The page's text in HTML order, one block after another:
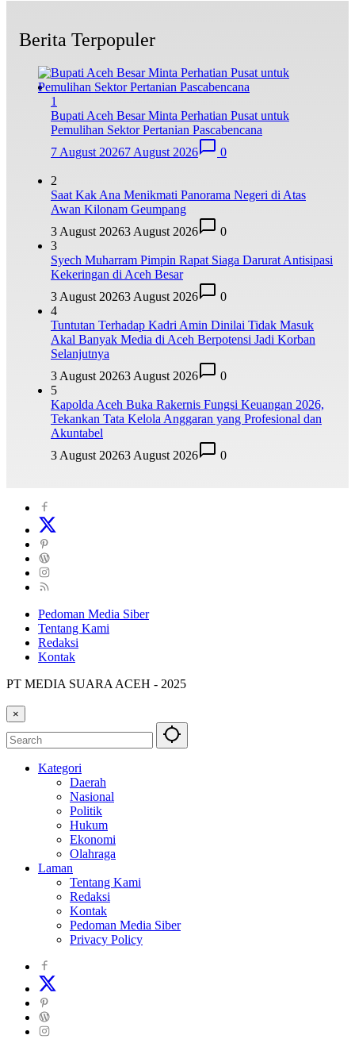
Berita Terpopuler
1
Bupati Aceh Besar Minta Perhatian Pusat untuk
Pemulihan Sektor Pertanian Pascabencana
7 August 20267 August 2026 0
2
Saat Kak Ana Menikmati Panorama Negeri di Atas
Awan Kilonam Geumpang
3 August 20263 August 2026
0
3
Syech Muharram Pimpin Rapat Siaga Darurat Antisipasi
Kekeringan di Aceh Besar
3 August 20263 August 2026
0
4
Tuntutan Terhadap Kadri Amin Dinilai Tidak Masuk
Akal Banyak Media di Aceh Berpotensi Jadi Korban
Selanjutnya
3 August 20263 August 2026
0
5
Kapolda Aceh Buka Rakernis Fungsi Keuangan 2026,
Tekankan Tata Kelola Anggaran yang Profesional dan
Akuntabel
3 August 20263 August 2026 0
Pedoman Media Siber
Tentang Kami
Redaksi
Kontak
PT MEDIA SUARA ACEH - 2025
×
Kategori
Daerah
Nasional
Politik
Hukum
Ekonomi
Olahraga
Laman
Tentang Kami
Redaksi
Kontak
Pedoman Media Siber
Privacy Policy